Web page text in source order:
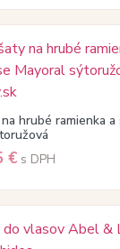
hrubé ramienka a
€ s DPH